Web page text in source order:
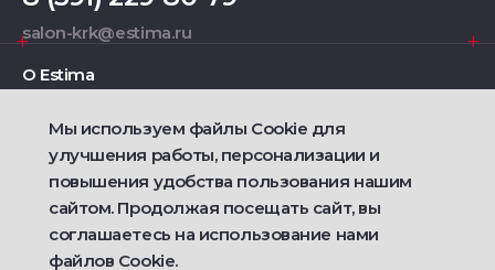
salon-krk@estima.ru
О Estima
Дизайнерам
Фирменные салоны
2021 — 2026 © Estima
Политика конфиденциальности
Мы используем файлы Cookie для
улучшения работы, персонализации и
повышения удобства пользования нашим
сайтом. Продолжая посещать сайт, вы
соглашаетесь на использование нами
файлов Cookie.